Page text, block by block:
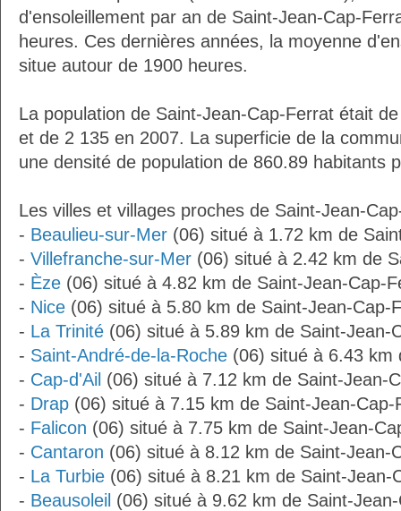
d'ensoleillement par an de Saint-Jean-Cap-
heures. Ces dernières années, la moyenne
situe autour de 1900 heures.
La population de Saint-Jean-Cap-Ferrat était
et de 2 135 en 2007. La superficie de la
une densité de population de 860.89 habitants
Les villes et villages proches de Saint-Jean-
- Beaulieu-sur-Mer (06) situé à 1.72 km de
- Villefranche-sur-Mer (06) situé à 2.42 km de
- Èze (06) situé à 4.82 km de Saint-Jean-Cap-
- Nice (06) situé à 5.80 km de Saint-Jean-Cap-
- La Trinité (06) situé à 5.89 km de Saint-Jean-
- Saint-André-de-la-Roche (06) situé à 6.43 km
- Cap-d'Ail (06) situé à 7.12 km de Saint-Jean-
- Drap (06) situé à 7.15 km de Saint-Jean-Cap-
- Falicon (06) situé à 7.75 km de Saint-Jean-
- Cantaron (06) situé à 8.12 km de Saint-Jean-
- La Turbie (06) situé à 8.21 km de Saint-Jean-
- Beausoleil (06) situé à 9.62 km de Saint-